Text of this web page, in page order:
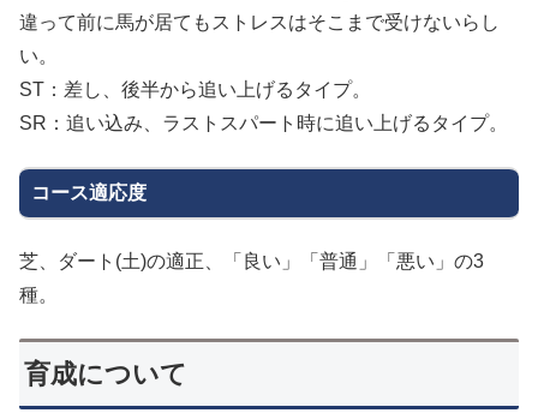
違って前に馬が居てもストレスはそこまで受けないらし
い。
ST：差し、後半から追い上げるタイプ。
SR：追い込み、ラストスパート時に追い上げるタイプ。
コース適応度
芝、ダート(土)の適正、「良い」「普通」「悪い」の3
種。
育成について